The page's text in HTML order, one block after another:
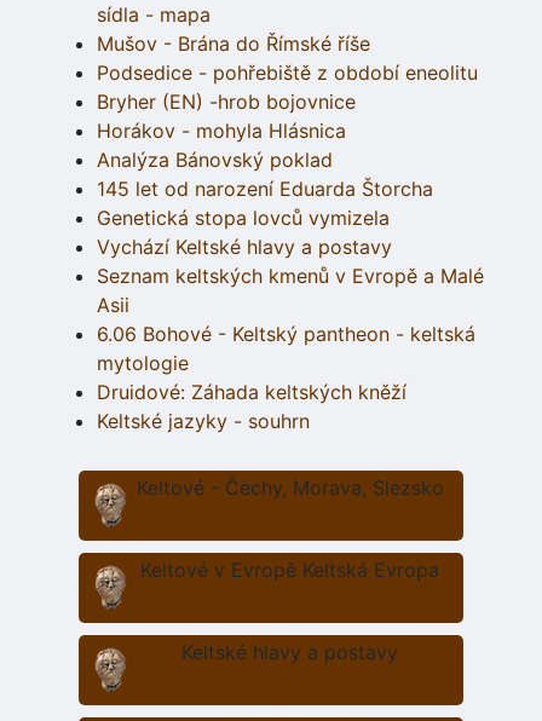
sídla - mapa
Mušov - Brána do Římské říše
Podsedice - pohřebiště z období eneolitu
Bryher (EN) -hrob bojovnice
Horákov - mohyla Hlásnica
Analýza Bánovský poklad
145 let od narození Eduarda Štorcha
Genetická stopa lovců vymizela
Vychází Keltské hlavy a postavy
Seznam keltských kmenů v Evropě a Malé
Asii
6.06 Bohové - Keltský pantheon - keltská
mytologie
Druidové: Záhada keltských kněží
Keltské jazyky - souhrn
Keltové - Čechy, Morava, Slezsko
Keltové v Evropě Keltská Evropa
Keltské hlavy a postavy